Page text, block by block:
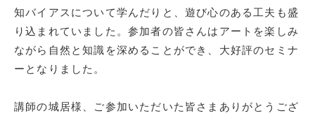
知バイアスについて学んだりと、遊び心のある工夫も盛
り込まれていました。参加者の皆さんはアートを楽しみ
ながら自然と知識を深めることができ、大好評のセミナ
ーとなりました。
講師の城居様、ご参加いただいた皆さまありがとうござ